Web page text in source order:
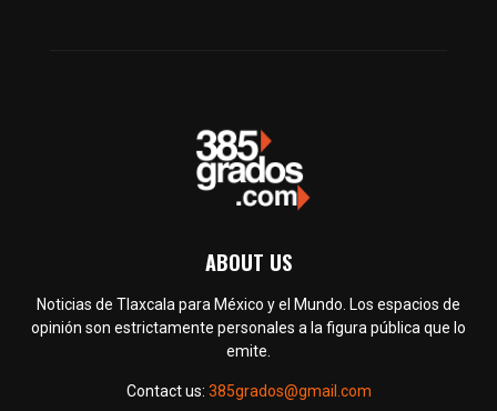
ABOUT US
Noticias de Tlaxcala para México y el Mundo. Los espacios de
opinión son estrictamente personales a la figura pública que lo
emite.
Contact us: 385grados@gmail.com